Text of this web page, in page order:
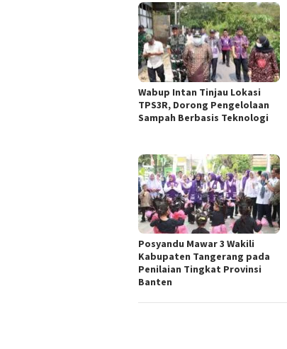
Wabup Intan Tinjau Lokasi
TPS3R, Dorong Pengelolaan
Sampah Berbasis Teknologi
Posyandu Mawar 3 Wakili
Kabupaten Tangerang pada
Penilaian Tingkat Provinsi
Banten